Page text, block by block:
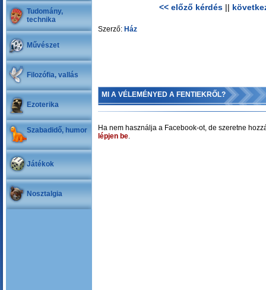
Tudomány,
technika
Művészet
Filozófia, vallás
Ezoterika
Szabadidő, humor
Játékok
Nosztalgia
<< előző kérdés||
Szerző: Ház
MI A VÉLEMÉNYED A FENTIEKRŐL?
Ha nem használja a Facebook-ot, de szeretne
lépjen be.